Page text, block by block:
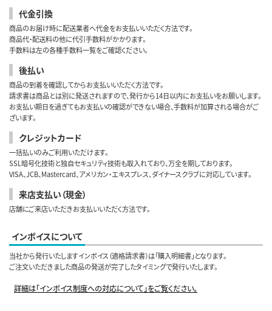
代金引換
商品のお届け時に配送業者へ代金をお支払いいただく方法です。
商品代・配送料の他に代引手数料がかかります。
手数料は左の各種手数料一覧をご確認ください。
後払い
商品の到着を確認してからお支払いいただく方法です。
請求書は商品とは別に発送されますので、発行から14日以内にお支払いをお願いします。
お支払い期日を過ぎてもお支払いの確認ができない場合、手数料が加算される場合がご
ざいます。
クレジットカード
一括払いのみご利用いただけます。
SSL暗号化技術と独自セキュリティ技術も取入れており、万全を期しております。
VISA、JCB、Mastercard、アメリカン・エキスプレス、ダイナースクラブに対応しています。
来店支払い（現金）
店舗にご来店いただきお支払いいただく方法です。
インボイスについて
当社から発行いたしますインボイス（適格請求書）は「購入明細書」となります。
ご注文いただきました商品の発送が完了したタイミングで発行いたします。
詳細は「インボイス制度への対応について」をご覧ください。